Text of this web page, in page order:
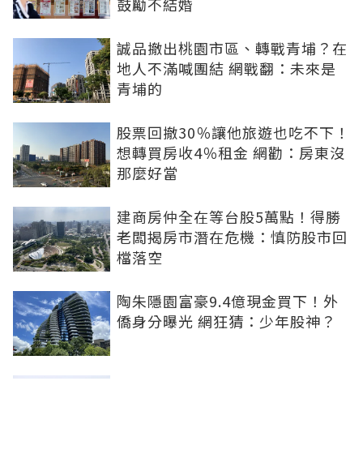
誠品撤出桃園市區、轉戰青埔？在
地人不滿喊團結 網戰翻：未來是
青埔的
股票回撤30％讓他旅遊也吃不下！
想轉買房收4％租金 網勸：房東沒
那麼好當
建商房仲全在等台股5萬點！得勝
老闆揭房市潛在危機：慎防股市回
檔落空
陶朱隱園富豪9.4億現金買下！外
僑身分曝光 網狂猜：少年股神？